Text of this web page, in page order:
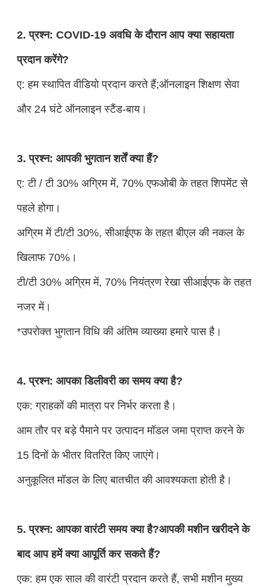
2. प्रश्न: COVID-19 अवधि के दौरान आप क्या सहायता
प्रदान करेंगे?
ए: हम स्थापित वीडियो प्रदान करते हैं;ऑनलाइन शिक्षण सेवा
और 24 घंटे ऑनलाइन स्टैंड-बाय।
3. प्रश्न: आपकी भुगतान शर्तें क्या हैं?
ए: टी / टी 30% अग्रिम में, 70% एफओबी के तहत शिपमेंट से
पहले होगा।
अग्रिम में टी/टी 30%, सीआईएफ के तहत बीएल की नकल के
खिलाफ 70%।
टी/टी 30% अग्रिम में, 70% नियंत्रण रेखा सीआईएफ के तहत
नजर में।
*उपरोक्त भुगतान विधि की अंतिम व्याख्या हमारे पास है।
4. प्रश्न: आपका डिलीवरी का समय क्या है?
एक: ग्राहकों की मात्रा पर निर्भर करता है।
आम तौर पर बड़े पैमाने पर उत्पादन मॉडल जमा प्राप्त करने के
15 दिनों के भीतर वितरित किए जाएंगे।
अनुकूलित मॉडल के लिए बातचीत की आवश्यकता होती है।
5. प्रश्न: आपका वारंटी समय क्या है?आपकी मशीन खरीदने के
बाद आप हमें क्या आपूर्ति कर सकते हैं?
एक: हम एक साल की वारंटी प्रदान करते हैं, सभी मशीन मुख्य